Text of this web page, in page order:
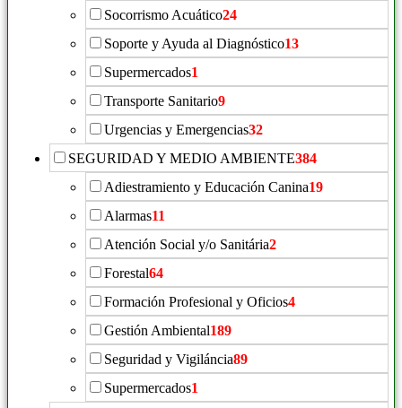
Socorrismo Acuático24
Soporte y Ayuda al Diagnóstico13
Supermercados1
Transporte Sanitario9
Urgencias y Emergencias32
SEGURIDAD Y MEDIO AMBIENTE384
Adiestramiento y Educación Canina19
Alarmas11
Atención Social y/o Sanitária2
Forestal64
Formación Profesional y Oficios4
Gestión Ambiental189
Seguridad y Vigiláncia89
Supermercados1